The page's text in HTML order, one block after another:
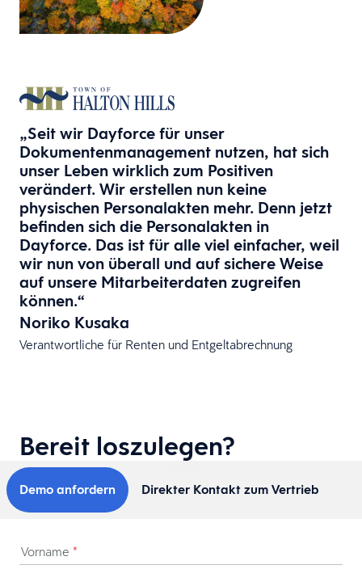
„Seit wir Dayforce für unser
Dokumentenmanagement nutzen, hat sich
unser Leben wirklich zum Positiven
verändert. Wir erstellen nun keine
physischen Personalakten mehr. Denn jetzt
befinden sich die Personalakten in
Dayforce. Das ist für alle viel einfacher, weil
wir nun von überall und auf sichere Weise
auf unsere Mitarbeiterdaten zugreifen
können.“
Noriko Kusaka
Verantwortliche für Renten und Entgeltabrechnung
Bereit loszulegen?
Demo anfordern Direkter Kontakt zum Vertrieb
Vorname *